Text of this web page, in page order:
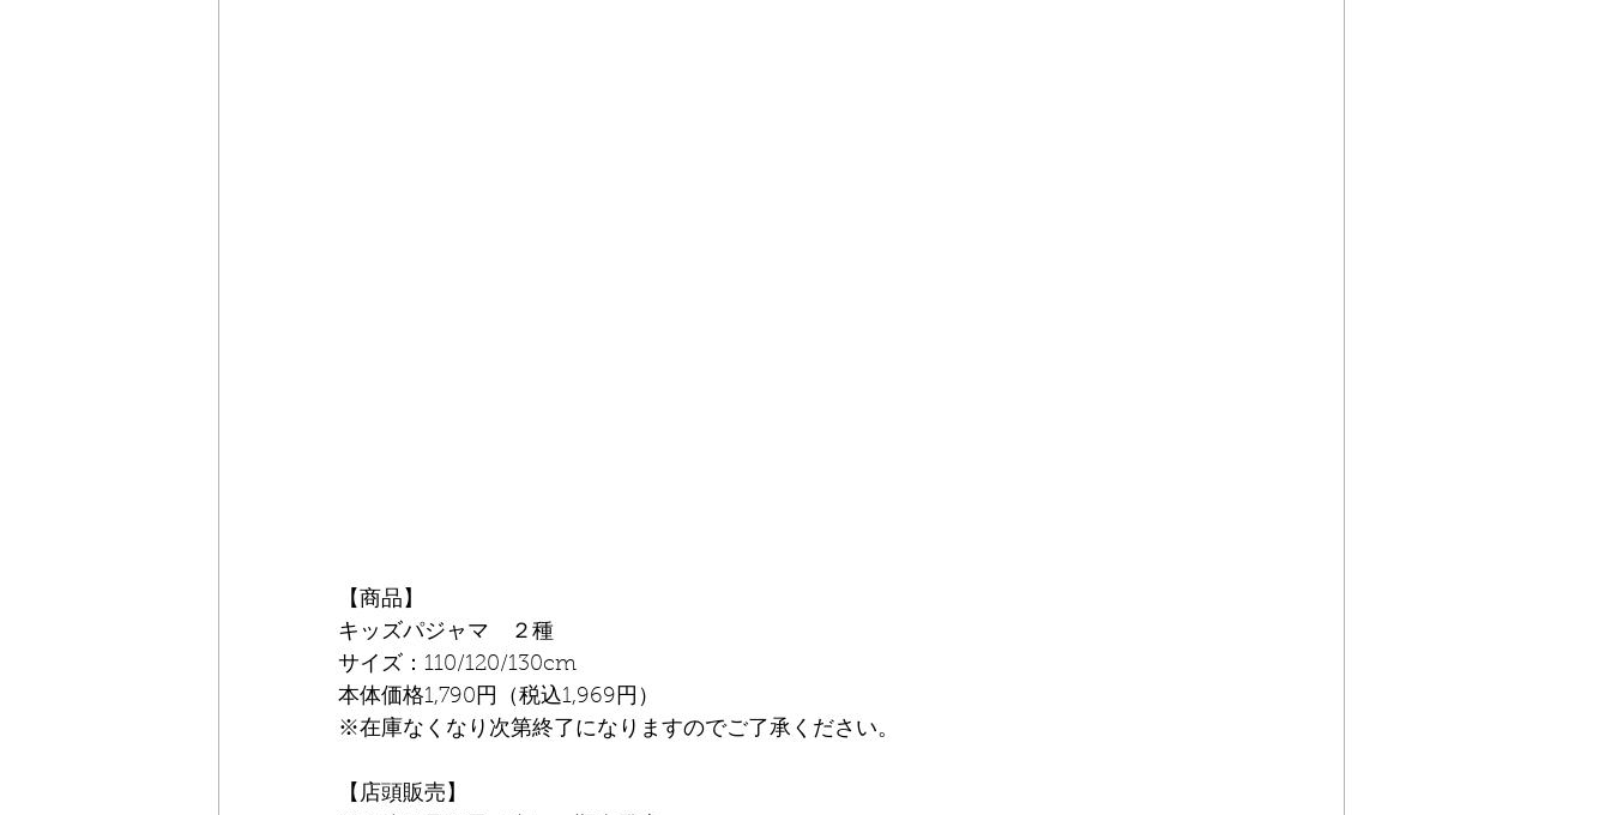
【商品】
キッズパジャマ　２種
サイズ：110/120/130cm
本体価格1,790円（税込1,969円）
※在庫なくなり次第終了になりますのでご了承ください。
【店頭販売】